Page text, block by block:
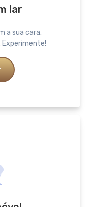
lar
a sua cara.
Experimente!